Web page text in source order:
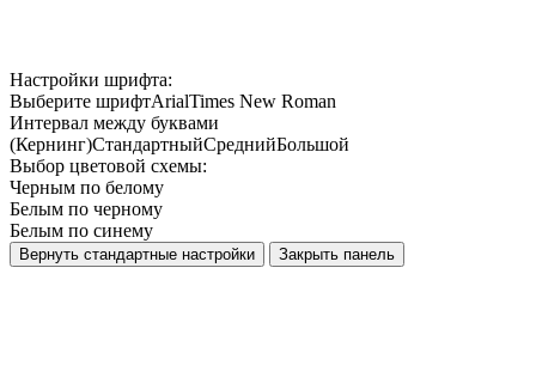
Настройки шрифта:
Выберите шрифтArialTimes New Roman
Интервал между буквами
(Кернинг)СтандартныйСреднийБольшой
Выбор цветовой схемы:
Черным по белому
Белым по черному
Белым по синему
Вернуть стандартные настройки Закрыть панель